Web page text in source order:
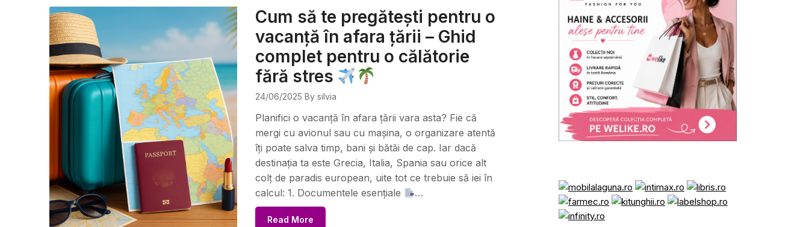
Cum să te pregătești pentru o
vacanță în afara țării – Ghid
complet pentru o călătorie
fără stres
24/06/2025 By silvia
Planifici o vacanță în afara țării vara asta? Fie că
mergi cu avionul sau cu mașina, o organizare atentă
îți poate salva timp, bani și bătăi de cap. Iar dacă
destinația ta este Grecia, Italia, Spania sau orice alt
colț de paradis european, uite tot ce trebuie să iei în
calcul: 1. Documentele esențiale
…
Read More